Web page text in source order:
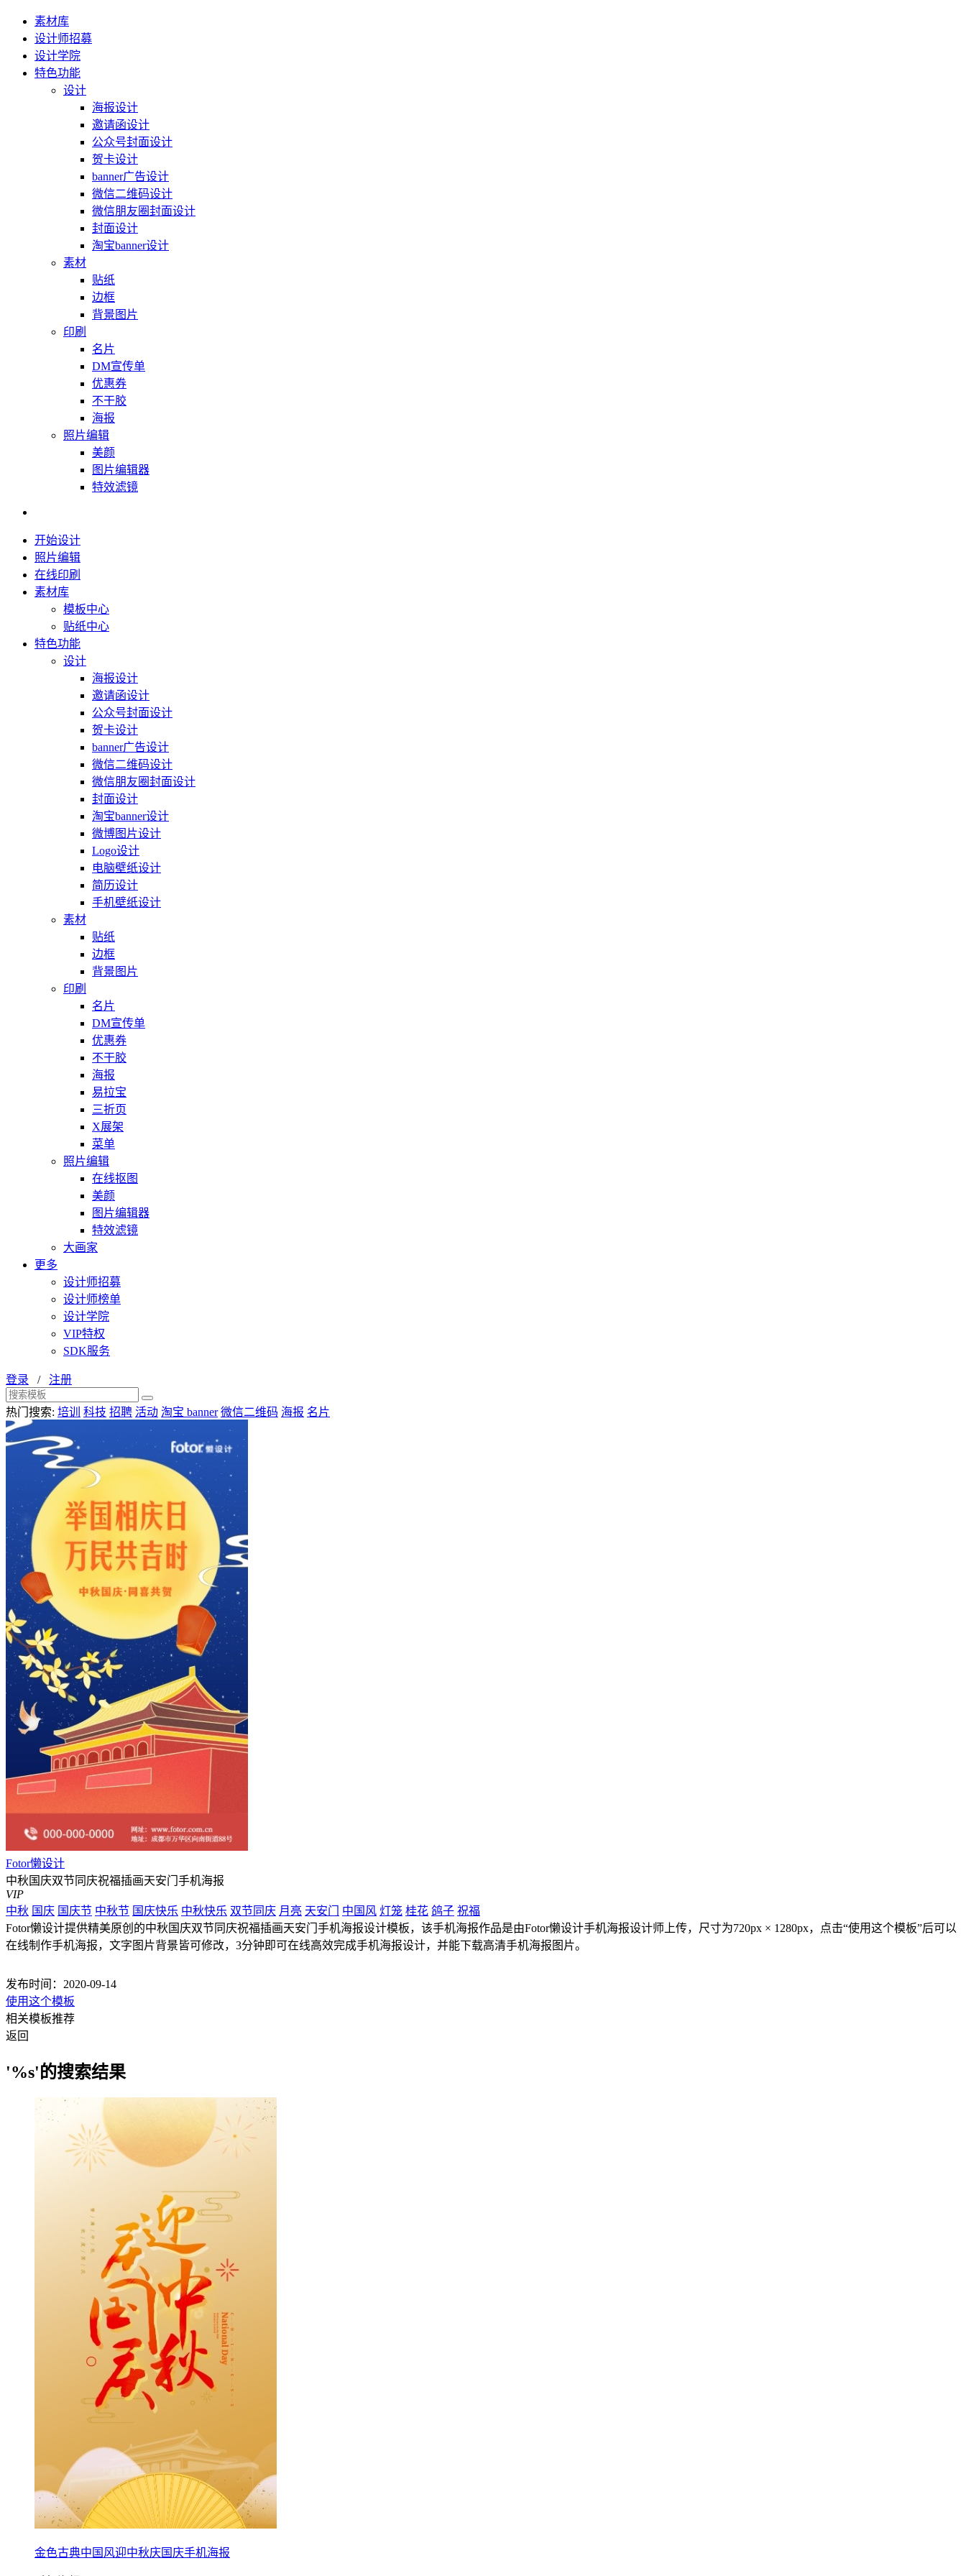
素材库
设计师招募
设计学院
特色功能
设计
海报设计
邀请函设计
公众号封面设计
贺卡设计
banner广告设计
微信二维码设计
微信朋友圈封面设计
封面设计
淘宝banner设计
素材
贴纸
边框
背景图片
印刷
名片
DM宣传单
优惠券
不干胶
海报
照片编辑
美颜
图片编辑器
特效滤镜
开始设计
照片编辑
在线印刷
素材库
模板中心
贴纸中心
特色功能
设计
海报设计
邀请函设计
公众号封面设计
贺卡设计
banner广告设计
微信二维码设计
微信朋友圈封面设计
封面设计
淘宝banner设计
微博图片设计
Logo设计
电脑壁纸设计
简历设计
手机壁纸设计
素材
贴纸
边框
背景图片
印刷
名片
DM宣传单
优惠券
不干胶
海报
易拉宝
三折页
X展架
菜单
照片编辑
在线抠图
美颜
图片编辑器
特效滤镜
大画家
更多
设计师招募
设计师榜单
设计学院
VIP特权
SDK服务
登录 / 注册
热门搜索: 培训 科技 招聘 活动 淘宝 banner 微信二维码 海报 名片
Fotor懒设计
中秋国庆双节同庆祝福插画天安门手机海报
VIP
中秋 国庆 国庆节 中秋节 国庆快乐 中秋快乐 双节同庆 月亮 天安门 中国风 灯笼 桂花 鸽子 祝福
Fotor懒设计提供精美原创的中秋国庆双节同庆祝福插画天安门手机海报设计模板，该手机海报作品是由Fotor懒设计手机海报设计师上传，尺寸为720px × 1280px，点击“使用这个模板”后可以
在线制作手机海报，文字图片背景皆可修改，3分钟即可在线高效完成手机海报设计，并能下载高清手机海报图片。
发布时间：2020-09-14
使用这个模板
相关模板推荐
返回
'%s'的搜索结果
金色古典中国风迎中秋庆国庆手机海报